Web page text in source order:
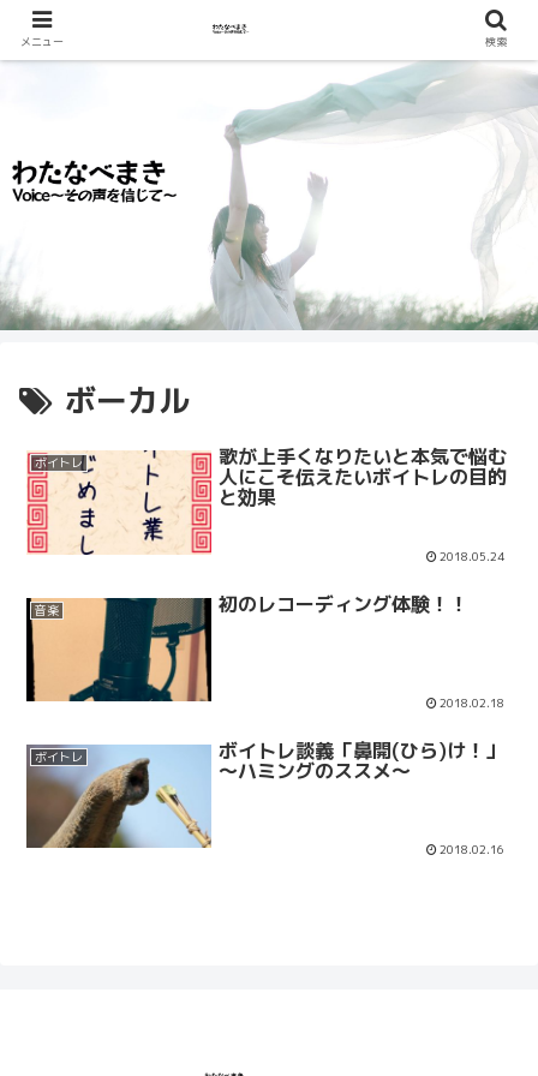
ボーカル
ボイトレ 歌が上手くなりたいと本気で悩む
人にこそ伝えたいボイトレの目的
と効果
2018.05.24
音楽 初のレコーディング体験！！
2018.02.18
ボイトレ ボイトレ談義「鼻開(ひら)け！」
～ハミングのススメ～
2018.02.16
メニュー 検索